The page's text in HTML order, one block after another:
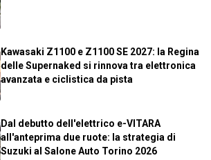
Kawasaki Z1100 e Z1100 SE 2027: la Regina
delle Supernaked si rinnova tra elettronica
avanzata e ciclistica da pista
Dal debutto dell'elettrico e-VITARA
all'anteprima due ruote: la strategia di
Suzuki al Salone Auto Torino 2026